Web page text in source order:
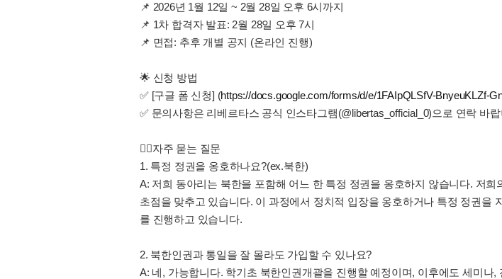
📌 2026년 1월 12일 ~ 2월 28일 오후 6시까지
📌 1차 합격자 발표: 2월 28일 오후 7시
📌 면접: 추후 개별 공지 (온라인 진행)
🌟 신청 방법
✅ [구글 폼 신청] (https://docs.google.com/forms/d/e/1FAIpQLSfV-BnyeuKLZf-
✅ 문의사항은 리베르타스 공식 인스타그램(@libertas_official_0)으로 연락 바
🙋‍♂️자주 묻는 질문
1. 특정 정권을 옹호하나요?(ex.북한)
A: 저희 동아리는 북한을 포함해 어느 한 특정 정권을 옹호하지 않습니다. 저
초점을 맞추고 있습니다. 이 과정에서 정치적 입장을 옹호하거나 특정 정권을
를 진행하고 있습니다.
2. 북한인권과 통일을 잘 몰라도 가입할 수 있나요?
A: 네, 가능합니다. 학기초 북한인권개괄을 진행할 예정이며, 이후에도 세미